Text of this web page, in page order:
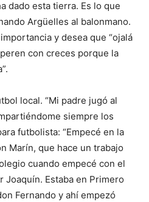
dado esta tierra. Es lo que
Argüelles al balonmano.
y desea que “ojalá
con creces porque la
local. “Mi padre jugó al
siempre los
futbolista: “Empecé en la
Marín, que hace un trabajo
cuando empecé con el
Estaba en Primero
Fernando y ahí empezó